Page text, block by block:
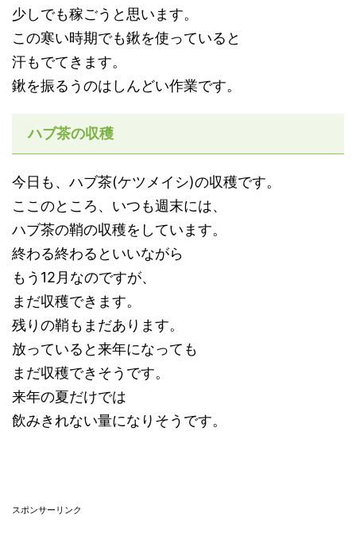
少しでも稼ごうと思います。
この寒い時期でも鍬を使っていると
汗もでてきます。
鍬を振るうのはしんどい作業です。
ハブ茶の収穫
今日も、ハブ茶(ケツメイシ)の収穫です。
ここのところ、いつも週末には、
ハブ茶の鞘の収穫をしています。
終わる終わるといいながら
もう12月なのですが、
まだ収穫できます。
残りの鞘もまだあります。
放っていると来年になっても
まだ収穫できそうです。
来年の夏だけでは
飲みきれない量になりそうです。
スポンサーリンク